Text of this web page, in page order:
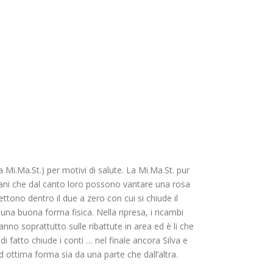
per motivi di salute. La Mi.Ma.St. pur
che dal canto loro possono vantare una rosa
dentro il due a zero con cui si chiude il
buona forma fisica. Nella ripresa, i ricambi
soprattutto sulle ribattute in area ed è li che
fatto chiude i conti … nel finale ancora Silva e
forma sia da una parte che dall’altra.